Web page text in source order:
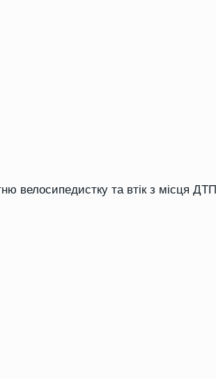
велосипедистку та втік з місця ДТП